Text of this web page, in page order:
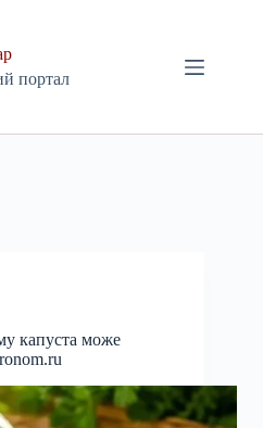
портал
капуста може